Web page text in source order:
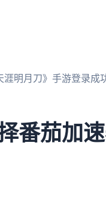
明月刀》手游登录成
番茄加速